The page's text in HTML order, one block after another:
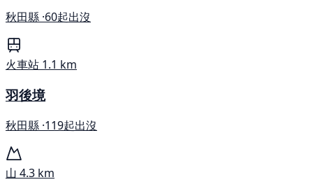
秋田縣 ·60起出沒
火車站 1.1 km
羽後境
秋田縣 ·119起出沒
山 4.3 km